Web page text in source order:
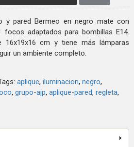
y pared Bermeo en negro mate con
adaptados para bombillas E14.
16x19x16 cm y tiene más lámparas
un ambiente completo.
aplique iluminacion negro
grupo-ajp aplique-pared regleta